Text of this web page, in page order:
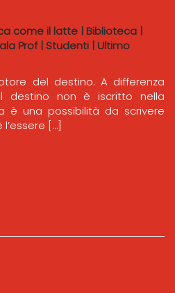
come il latte | Biblioteca |
Prof| Studenti | Ultimo
del destino. A differenza
destino non è iscritto nella
è una possibilità da scrivere
[…]